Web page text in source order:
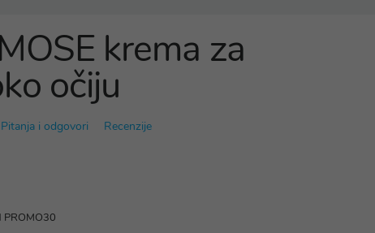
krema za
očiju
Pitanja i odgovori Recenzije
PROMO30